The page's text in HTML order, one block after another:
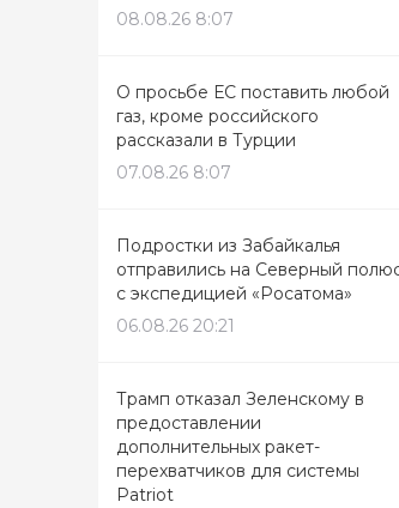
08.08.26 8:07
О просьбе ЕС поставить любой
газ, кроме российского
рассказали в Турции
07.08.26 8:07
Подростки из Забайкалья
отправились на Северный
с экспедицией «Росатома»
06.08.26 20:21
Трамп отказал Зеленскому в
предоставлении
дополнительных ракет-
перехватчиков для системы
Patriot